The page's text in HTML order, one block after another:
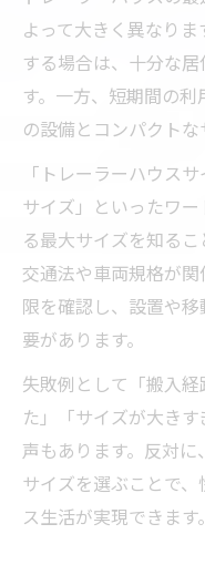
よって大きく異なり
する場合は、十分な
す。一方、短期間の
の設備とコンパクトな
「トレーラーハウス
サイズ」といったワ
る最大サイズを知る
交通法や車両規格が
限を確認し、設置や
要があります。
失敗例として「搬入
た」「サイズが大き
声もあります。反対
サイズを選ぶことで
ス生活が実現できます。